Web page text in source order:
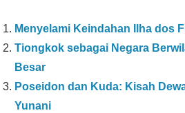
Menyelami Keindahan Ilha dos
Tiongkok sebagai Negara
Besar
Poseidon dan Kuda: Kisah
Yunani